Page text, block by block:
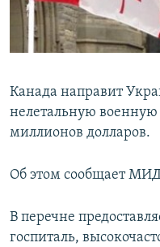
ПОБЕДИТЕЛЕЙ НЕ СУДЯТ?
КРЫМ.НЕПОКОРЕННЫЙ
УКРАИНСКАЯ ПРОБЛЕМА
ПРИСОЕДИНЯЙТЕСЬ!
Все сайты RFE/RL
Канада направит
нелетальную
миллионов долларов.
Об этом сообщает
В перечне
госпиталь,